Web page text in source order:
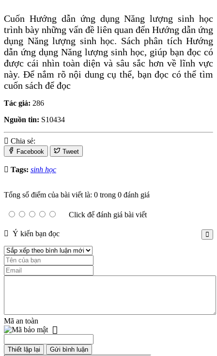
Cuốn Hướng dẫn ứng dụng Năng lượng sinh học
trình bày những vấn đề liên quan đến Hướng dẫn ứng
dụng Năng lượng sinh học. Sách phân tích Hướng
dẫn ứng dụng Năng lượng sinh học, giúp bạn đọc có
được cái nhìn toàn diện và sâu sắc hơn về lĩnh vực
này. Để nắm rõ nội dung cụ thể, bạn đọc có thể tìm
cuốn sách để đọc
Tác giả: 286
Nguồn tin: S10434
Chia sẻ:
Facebook Tweet
Tags: sinh học
Tổng số điểm của bài viết là: 0 trong 0 đánh giá
Click để đánh giá bài viết
Ý kiến bạn đọc
Mã an toàn